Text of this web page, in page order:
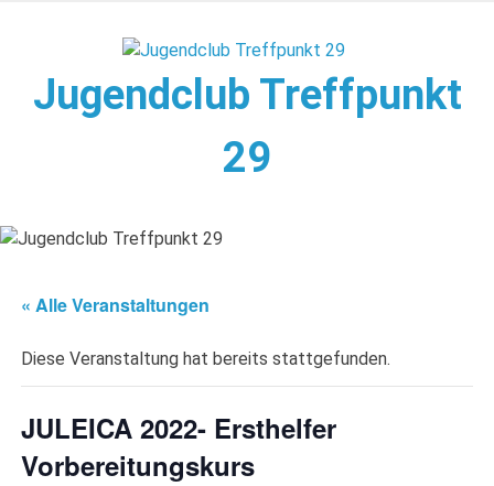
Jugendclub Treffpunkt
29
« Alle Veranstaltungen
Diese Veranstaltung hat bereits stattgefunden.
JULEICA 2022- Ersthelfer
Vorbereitungskurs